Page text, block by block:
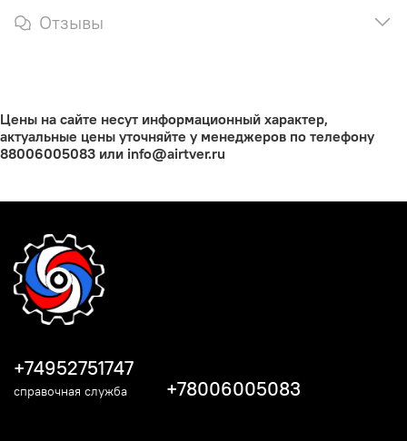
Отзывы
Цены на сайте несут информационный характер,
актуальные цены уточняйте у менеджеров по телефону
88006005083 или info@airtver.ru
+74952751747
справочная служба +78006005083